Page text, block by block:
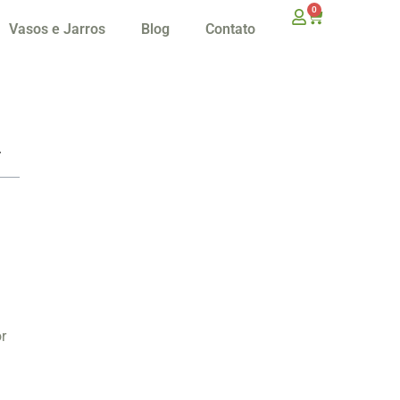
Vasos e Jarros Blog Contato
0